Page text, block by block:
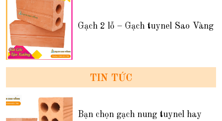
Gạch 2 lỗ – Gạch tuynel Sao Vàng
TIN TỨC
Bạn chọn gạch nung tuynel hay